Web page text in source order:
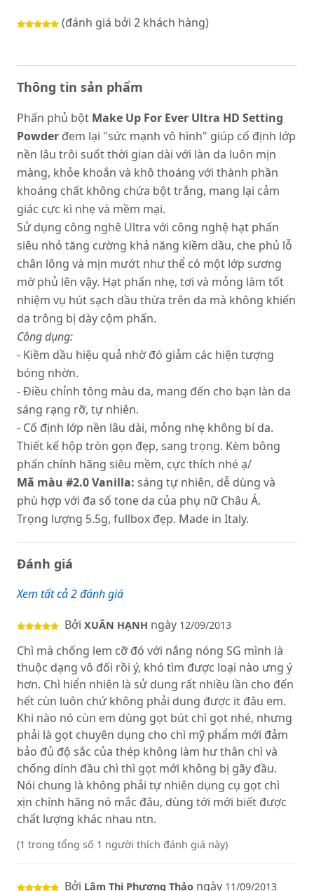
(đánh giá bởi 2 khách hàng)
Thông tin sản phẩm
Phấn phủ bột Make Up For Ever Ultra HD Setting
Powder đem lại "sức mạnh vô hình" giúp cố định lớp
nền lâu trôi suốt thời gian dài với làn da luôn mịn
màng, khỏe khoắn và khô thoáng với thành phần
khoáng chất không chứa bột trắng, mang lại cảm
giác cực kì nhẹ và mềm mại.
Sử dụng công nghê Ultra với công nghệ hạt phấn
siêu nhỏ tăng cường khả năng kiềm dầu, che phủ lỗ
chân lông và mịn mướt như thể có một lớp sương
mờ phủ lên vậy. Hạt phấn nhẹ, tơi và mỏng làm tốt
nhiệm vụ hút sạch dầu thừa trên da mà không khiến
da trông bị dày cộm phấn.
Công dụng:
- Kiềm dầu hiệu quả nhờ đó giảm các hiện tượng
bóng nhờn.
- Điều chỉnh tông màu da, mang đến cho bạn làn da
sáng rạng rỡ, tự nhiên.
- Cố định lớp nền lâu dài, mỏng nhẹ không bí da.
Thiết kế hộp tròn gọn đẹp, sang trọng. Kèm bông
phấn chính hãng siêu mềm, cực thích nhé ạ/
Mã màu #2.0 Vanilla: sáng tự nhiên, dễ dùng và
phù hợp với đa số tone da của phụ nữ Châu Á.
Trọng lượng 5.5g, fullbox đẹp. Made in Italy.
Đánh giá
Xem tất cả 2 đánh giá
Bởi XUÂN HẠNH ngày 12/09/2013
Chì mà chống lem cỡ đó với nắng nóng SG mình là
thuộc dạng vô đối rồi ý, khó tìm được loại nào ưng ý
hơn. Chì hiển nhiên là sử dung rất nhiều lần cho đến
hết cùn luôn chứ không phải dung được it đâu em.
Khi nào nó cùn em dùng gọt bút chì gọt nhé, nhưng
phải là gọt chuyên dụng cho chì mỹ phẩm mới đảm
bảo đủ độ sắc của thép không làm hư thân chì và
chống dính đầu chì thì gọt mới không bị gãy đầu.
Nói chung là không phải tự nhiên dụng cụ gọt chì
xịn chính hãng nó mắc đâu, dùng tới mới biết được
chất lượng khác nhau ntn.
(1 trong tổng số 1 người thích đánh giá này)
Bởi Lâm Thị Phương Thảo ngày 11/09/2013